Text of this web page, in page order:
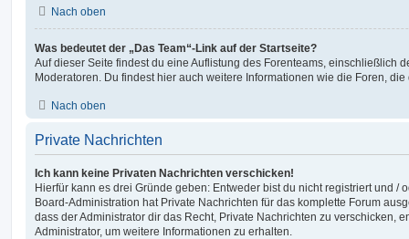
Nach oben
Was bedeutet der „Das Team“-Link auf der Startseite?
Auf dieser Seite findest du eine Auflistung des Forenteams, einschließlich
Moderatoren. Du findest hier auch weitere Informationen wie die Foren,
Nach oben
Private Nachrichten
Ich kann keine Privaten Nachrichten verschicken!
Hierfür kann es drei Gründe geben: Entweder bist du nicht registriert und /
Board-Administration hat Private Nachrichten für das komplette Forum
dass der Administrator dir das Recht, Private Nachrichten zu verschicken,
Administrator, um weitere Informationen zu erhalten.